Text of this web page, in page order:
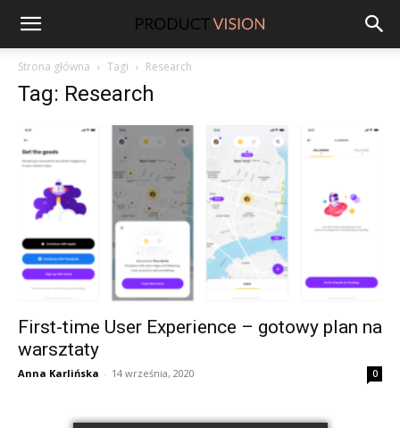
ProductVision
Strona główna Tagi Research
Tag: Research
First-time User Experience – gotowy plan na
warsztaty
Anna Karlińska - 14 września, 2020 0